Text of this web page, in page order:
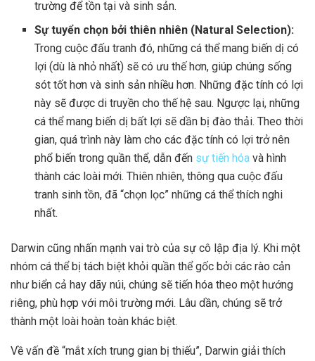
trường để tồn tại và sinh sản.
Sự tuyển chọn bởi thiên nhiên (Natural Selection):
Trong cuộc đấu tranh đó, những cá thể mang biến dị có
lợi (dù là nhỏ nhất) sẽ có ưu thế hơn, giúp chúng sống
sót tốt hơn và sinh sản nhiều hơn. Những đặc tính có lợi
này sẽ được di truyền cho thế hệ sau. Ngược lại, những
cá thể mang biến dị bất lợi sẽ dần bị đào thải. Theo thời
gian, quá trình này làm cho các đặc tính có lợi trở nên
phổ biến trong quần thể, dẫn đến sự tiến hóa và hình
thành các loài mới. Thiên nhiên, thông qua cuộc đấu
tranh sinh tồn, đã “chọn lọc” những cá thể thích nghi
nhất.
Darwin cũng nhấn mạnh vai trò của sự cô lập địa lý. Khi một
nhóm cá thể bị tách biệt khỏi quần thể gốc bởi các rào cản
như biển cả hay dãy núi, chúng sẽ tiến hóa theo một hướng
riêng, phù hợp với môi trường mới. Lâu dần, chúng sẽ trở
thành một loài hoàn toàn khác biệt.
Về vấn đề “mắt xích trung gian bị thiếu”, Darwin giải thích